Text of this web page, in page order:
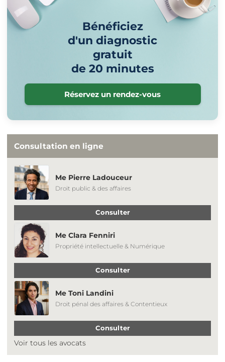
Bénéficiez
d'un diagnostic
gratuit
de 20 minutes
Réservez un rendez-vous
Consultation en ligne
Me Pierre Ladouceur
Droit public & des affaires
Consulter
Me Clara Fenniri
Propriété intellectuelle & Numérique
Consulter
Me Toni Landini
Droit pénal des affaires & Contentieux
Consulter
Voir tous les avocats